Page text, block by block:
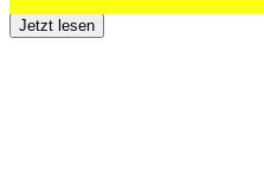
Jetzt lesen